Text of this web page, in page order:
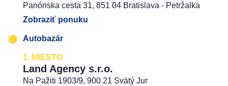
Panónska cesta 31, 851 04 Bratislava - Petržalka
Zobraziť ponuku
Autobazár
1. MIESTO
Land Agency s.r.o.
Na Pažiti 1903/9, 900 21 Svätý Jur